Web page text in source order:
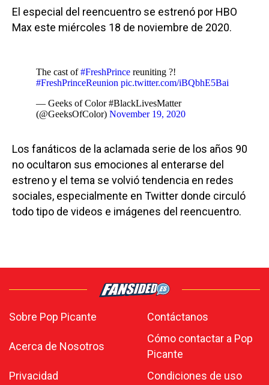
El especial del reencuentro se estrenó por HBO
Max este miércoles 18 de noviembre de 2020.
The cast of#FreshPrince reuniting ?!
#FreshPrinceReunion pic.twitter.com/iBQbhE5Bai
— Geeks of Color #BlackLivesMatter
(@GeeksOfColor) November 19, 2020
Los fanáticos de la aclamada serie de los años 90
no ocultaron sus emociones al enterarse del
estreno y el tema se volvió tendencia en redes
sociales, especialmente en Twitter donde circuló
todo tipo de videos e imágenes del reencuentro.
Sobre Pop Picante Contáctanos
Acerca de Nosotros
Cómo contactar a Pop
Picante
Privacidad
Condiciones de uso